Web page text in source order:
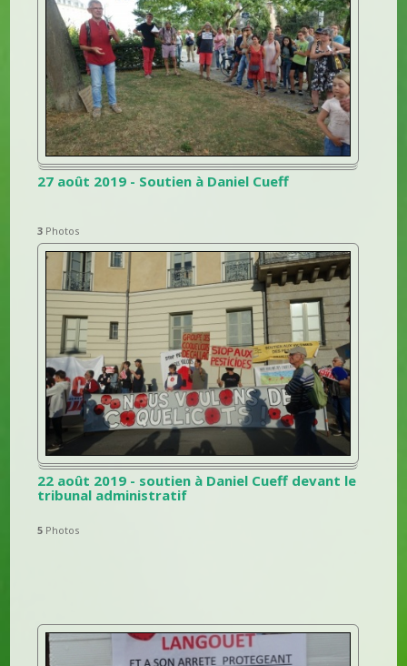
27 août 2019 - Soutien à Daniel Cueff
3 Photos
22 août 2019 - soutien à Daniel Cueff devant le
tribunal administratif
5 Photos